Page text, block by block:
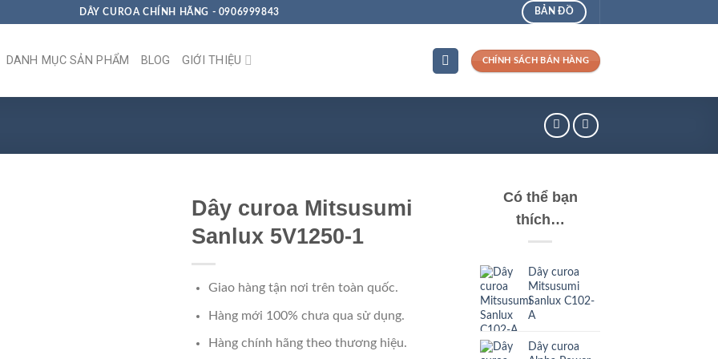
DÂY CUROA CHÍNH HÃNG - 0906999843 BẢN ĐỒ
DANH MỤC SẢN PHẨM BLOG GIỚI THIỆU CHÍNH SÁCH BÁN HÀNG
Dây curoa Mitsusumi
Sanlux 5V1250-1
Giao hàng tận nơi trên toàn quốc.
Hàng mới 100% chưa qua sử dụng.
Hàng chính hãng theo thương hiệu.
Có thể bạn
thích…
Dây curoa
Mitsusumi
Sanlux C102-
A
Dây curoa